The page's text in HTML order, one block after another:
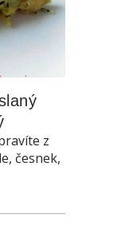
z
česnek,